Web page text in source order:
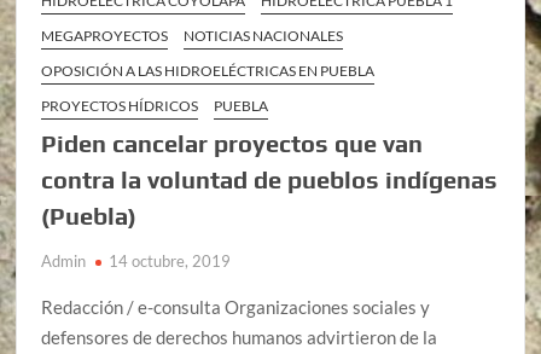
MEGAPROYECTOS
NOTICIAS NACIONALES
OPOSICIÓN A LAS HIDROELÉCTRICAS EN PUEBLA
PROYECTOS HÍDRICOS
PUEBLA
Piden cancelar proyectos que van
contra la voluntad de pueblos indígenas
(Puebla)
Admin 14 octubre, 2019
Redacción / e-consulta Organizaciones sociales y
defensores de derechos humanos advirtieron de la